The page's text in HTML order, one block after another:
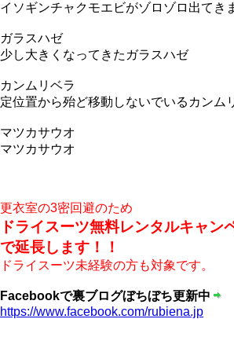
イソギンチャクモエビがゾロゾロ出てき
ガラスハゼ
少し大きくなってきたガラスハゼ
カンムリベラ
定位置から殆ど移動しないでいるカンム
マツカサウオ
マツカサウオ
更衣室の3密回避のため
ドライスーツ無料レンタルキャン
で延長します！！
ドライスーツ未経験の方も対象です。
Facebookで裏ブログぼちぼち更新中
https://www.facebook.com/rubiena.jp